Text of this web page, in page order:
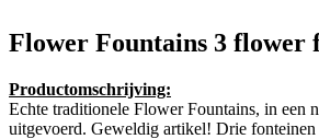
Flower Fountains 3 flower
Productomschrijving:
Echte traditionele Flower Fountains, in een
uitgevoerd. Geweldig artikel! Drie fonteinen